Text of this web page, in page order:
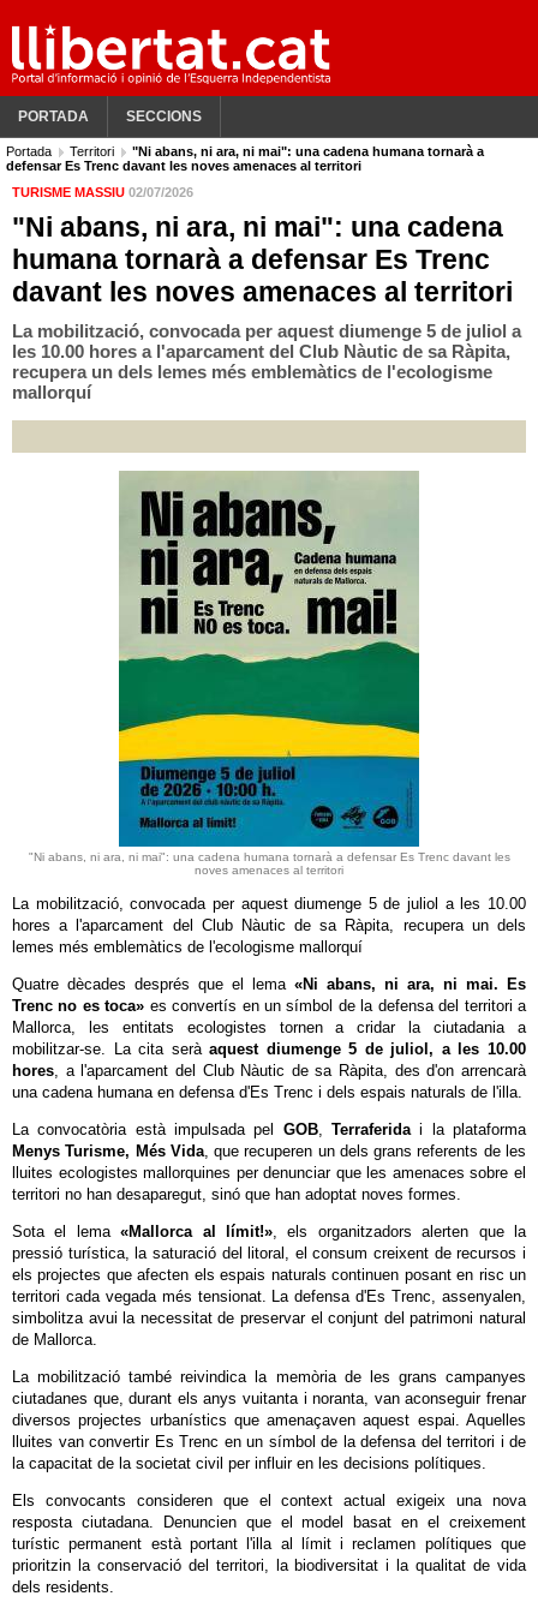
PORTADA SECCIONS
Portada Territori
"Ni abans, ni ara, ni mai": una cadena humana tornarà a
defensar Es Trenc davant les noves amenaces al territori
TURISME MASSIU 02/07/2026
"Ni abans, ni ara, ni mai": una cadena
humana tornarà a defensar Es Trenc
davant les noves amenaces al territori
La mobilització, convocada per aquest diumenge 5 de juliol a
les 10.00 hores a l'aparcament del Club Nàutic de sa Ràpita,
recupera un dels lemes més emblemàtics de l'ecologisme
mallorquí
"Ni abans, ni ara, ni mai": una cadena humana tornarà a defensar Es Trenc davant les
noves amenaces al territori
La mobilització, convocada per aquest diumenge 5 de juliol a les 10.00
hores a l'aparcament del Club Nàutic de sa Ràpita, recupera un dels
lemes més emblemàtics de l'ecologisme mallorquí
Quatre dècades després que el lema «Ni abans, ni ara, ni mai. Es
Trenc no es toca» es convertís en un símbol de la defensa del territori a
Mallorca, les entitats ecologistes tornen a cridar la ciutadania a
mobilitzar-se. La cita seràaquest diumenge 5 de juliol, a les 10.00
hores, a l'aparcament del Club Nàutic de sa Ràpita, des d'on arrencarà
una cadena humana en defensa d'Es Trenc i dels espais naturals de l'illa.
La convocatòria està impulsada pel GOB,Terraferidai la plataforma
Menys Turisme, Més Vida, que recuperen un dels grans referents de les
lluites ecologistes mallorquines per denunciar que les amenaces sobre el
territori no han desaparegut, sinó que han adoptat noves formes.
Sota el lema«Mallorca al límit!», els organitzadors alerten que la
pressió turística, la saturació del litoral, el consum creixent de recursos i
els projectes que afecten els espais naturals continuen posant en risc un
territori cada vegada més tensionat. La defensa d'Es Trenc, assenyalen,
simbolitza avui la necessitat de preservar el conjunt del patrimoni natural
de Mallorca.
La mobilització també reivindica la memòria de les grans campanyes
ciutadanes que, durant els anys vuitanta i noranta, van aconseguir frenar
diversos projectes urbanístics que amenaçaven aquest espai. Aquelles
lluites van convertir Es Trenc en un símbol de la defensa del territori i de
la capacitat de la societat civil per influir en les decisions polítiques.
Els convocants consideren que el context actual exigeix una nova
resposta ciutadana. Denuncien que el model basat en el creixement
turístic permanent està portant l'illa al límit i reclamen polítiques que
prioritzin la conservació del territori, la biodiversitat i la qualitat de vida
dels residents.